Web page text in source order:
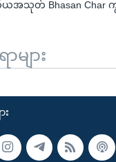
သုတ် Bhasan Char ကျွ
များ